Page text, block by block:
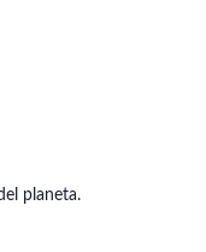
planeta.